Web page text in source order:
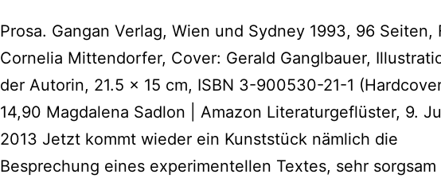
Prosa. Gangan Verlag, Wien und Sydney 1993, 96 Seiten,
Cornelia Mittendorfer, Cover: Gerald Ganglbauer,
der Autorin, 21.5 x 15 cm, ISBN 3-900530-21-1
14,90 Magdalena Sadlon | Amazon Literaturgeflüster, 9.
2013 Jetzt kommt wieder ein Kunststück nämlich die
Besprechung eines experimentellen Textes, sehr sorgsam